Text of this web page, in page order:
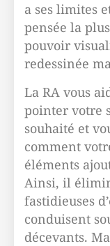
a ses limites
pensée la
pouvoir
redessinée
La RA vous
pointer votre
souhaité et
comment
éléments
Ainsi, il
fastidieuses
conduisent
décevants.